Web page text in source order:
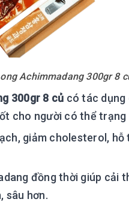
Achimmadang 300gr 8
300gr 8 củ có tác dụng
cho người có thể trạng
giảm cholesterol,
đồng thời giúp cải
sâu hơn.